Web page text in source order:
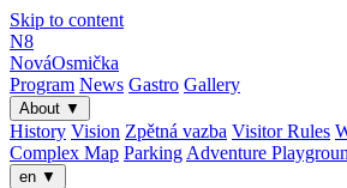
Skip to content
N8
NováOsmička
Program News Gastro Gallery
About ▼
History Vision Zpětná vazba Visitor Rules
Complex Map Parking Adventure
en ▼